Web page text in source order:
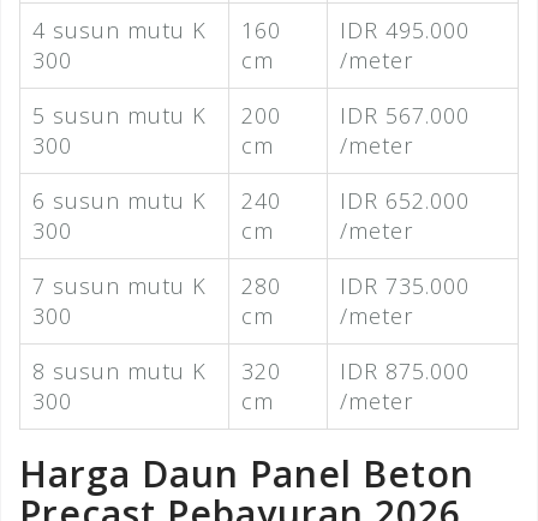
4 susun mutu K
300
160
cm
IDR 495.000
/meter
5 susun mutu K
300
200
cm
IDR 567.000
/meter
6 susun mutu K
300
240
cm
IDR 652.000
/meter
7 susun mutu K
300
280
cm
IDR 735.000
/meter
8 susun mutu K
300
320
cm
IDR 875.000
/meter
Harga Daun Panel Beton